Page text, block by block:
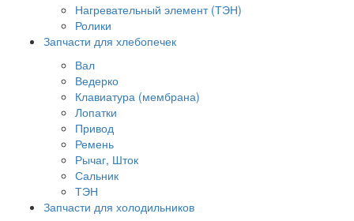
Нагревательный элемент (ТЭН)
Ролики
Запчасти для хлебопечек
Вал
Ведерко
Клавиатура (мембрана)
Лопатки
Привод
Ремень
Рычаг, Шток
Сальник
ТЭН
Запчасти для холодильников